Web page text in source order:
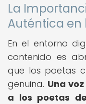
La
Auténtica en
En el entorno
contenido es
que los poetas
genuina. Una
a los poetas